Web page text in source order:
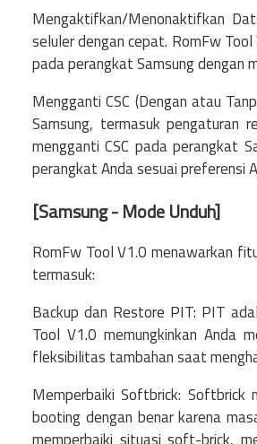
Mengaktifkan/Menonaktifkan
seluler dengan cepat. RomFw
pada perangkat Samsung dengan
Mengganti CSC (Dengan atau
Samsung, termasuk pengaturan
mengganti CSC pada perangkat
perangkat Anda sesuai preferensi
[Samsung - Mode Unduh]
RomFw Tool V1.0 menawarkan
termasuk:
Backup dan Restore PIT: PIT
Tool V1.0 memungkinkan Anda
fleksibilitas tambahan saat
Memperbaiki Softbrick:
booting dengan benar karena